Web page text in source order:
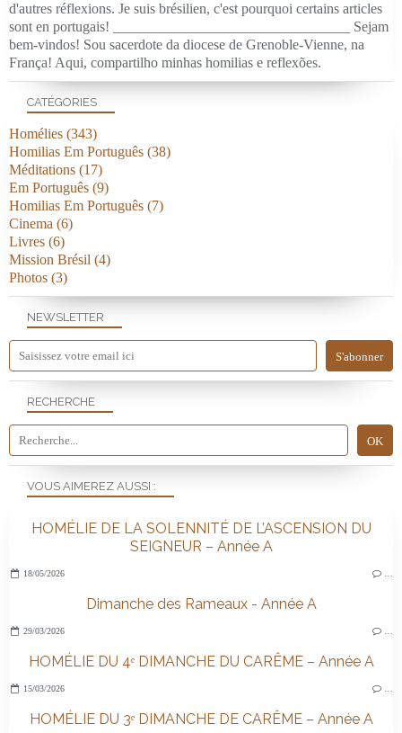
NEWSLETTER
RECHERCHE
d'autres réflexions. Je suis brésilien, c'est pourquoi certains articles
sont en portugais! _________________________________ Sejam
bem-vindos! Sou sacerdote da diocese de Grenoble-Vienne, na
França! Aqui, compartilho minhas homilias e reflexões.
VOUS AIMEREZ AUSSI :
HOMÉLIE DE LA SOLENNITÉ DE L’ASCENSION DU
SEIGNEUR – Année A
18/05/2026
Dimanche des Rameaux - Année A
29/03/2026
HOMÉLIE DU 4ᵉ DIMANCHE DU CARÊME – Année A
15/03/2026
HOMÉLIE DU 3ᵉ DIMANCHE DE CARÊME – Année A
CATÉGORIES
Homélies (343)
Homilias Em Português (38)
Méditations (17)
Em Português (9)
Homilias Em Português (7)
Cinema (6)
Livres (6)
Mission Brésil (4)
Photos (3)